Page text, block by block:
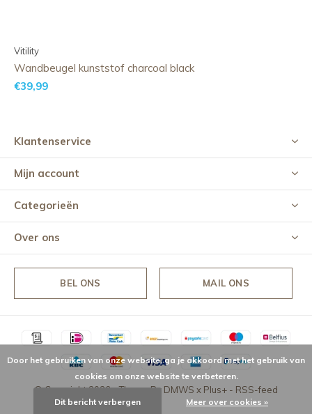
Vitility
Wandbeugel kunststof charcoal black
€39,99
Klantenservice
Mijn account
Categorieën
Over ons
BEL ONS MAIL ONS
© Copyright2026- Theme By DMWS x Plus+ - RSS-feed
Door het gebruiken van onze website, ga je akkoord met het gebruik van
cookies om onze website te verbeteren.
Dit bericht verbergen Meer over cookies »